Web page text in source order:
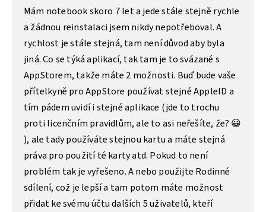
Mám notebook skoro 7 let a jede stále stejně rychle
a žádnou reinstalaci jsem nikdy nepotřeboval. A
rychlost je stále stejná, tam není důvod aby byla
jiná. Co se týká aplikací, tak tam je to svázané s
AppStorem, takže máte 2 možnosti. Buď bude vaše
přítelkyně pro AppStore používat stejné AppleID a
tím pádem uvidí i stejné aplikace (jde to trochu
proti licenčním pravidlům, ale to asi neřešíte, že? 😀
), ale tady používáte stejnou kartu a máte stejná
práva pro použití té karty atd. Pokud to není
problém tak je vyřešeno. A nebo použijte Rodinné
sdílení, což je lepší a tam potom máte možnost
přidat ke svému účtu dalších 5 uživatelů, kteří